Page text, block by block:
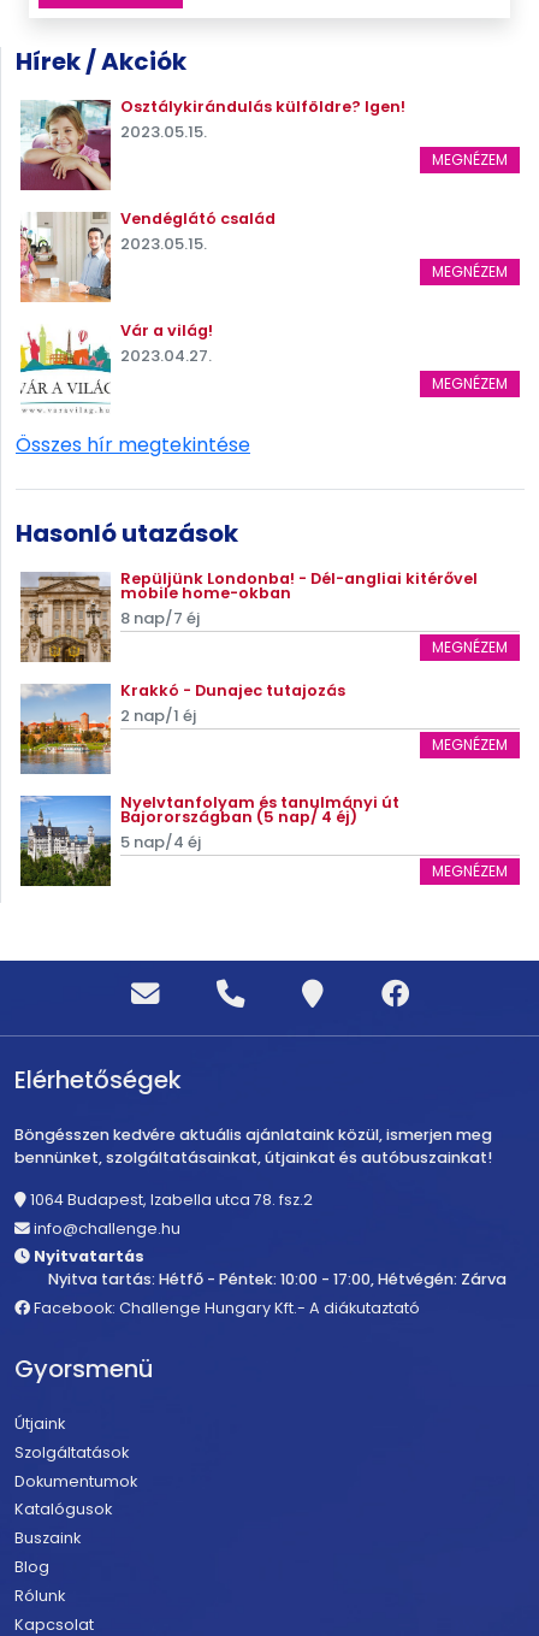
Hírek / Akciók
Osztálykirándulás külföldre? Igen!
2023.05.15.
MEGNÉZEM
Vendéglátó család
2023.05.15.
MEGNÉZEM
Vár a világ!
2023.04.27.
MEGNÉZEM
Összes hír megtekintése
Hasonló utazások
Repüljünk Londonba! - Dél-angliai kitérővel
mobile home-okban
8 nap/7 éj
MEGNÉZEM
Krakkó - Dunajec tutajozás
2 nap/1 éj
MEGNÉZEM
Nyelvtanfolyam és tanulmányi út
Bajorországban (5 nap/ 4 éj)
5 nap/4 éj
MEGNÉZEM
Elérhetőségek
Böngésszen kedvére aktuális ajánlataink közül, ismerjen meg
bennünket, szolgáltatásainkat, útjainkat és autóbuszainkat!
1064 Budapest, Izabella utca 78. fsz.2
info@challenge.hu
Nyitvatartás
Nyitva tartás: Hétfő - Péntek: 10:00 - 17:00, Hétvégén: Zárva
Facebook: Challenge Hungary Kft.- A diákutaztató
Gyorsmenü
Útjaink
Szolgáltatások
Dokumentumok
Katalógusok
Buszaink
Blog
Rólunk
Kapcsolat